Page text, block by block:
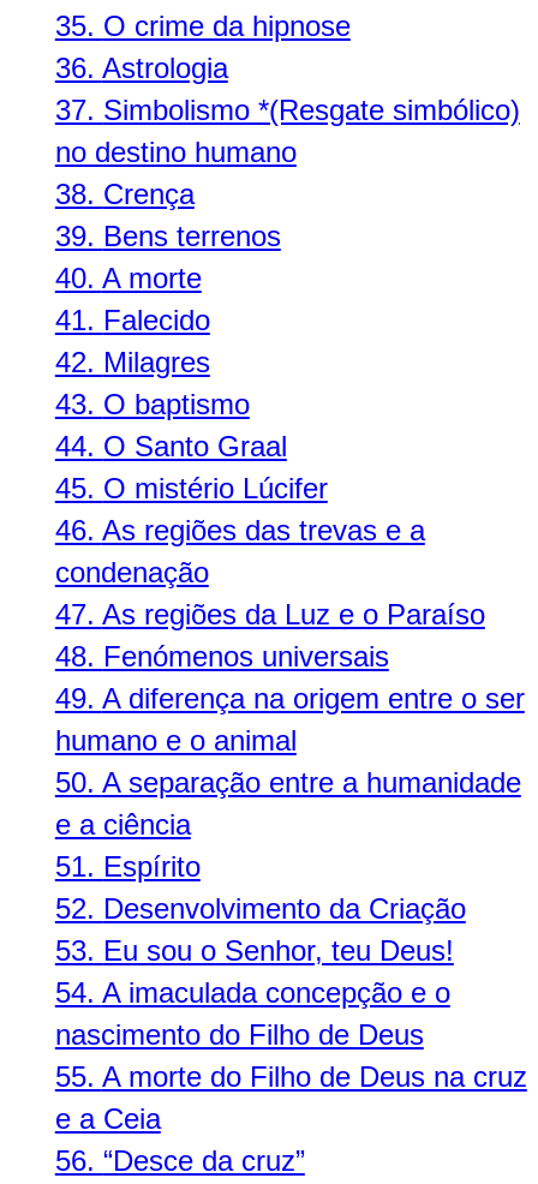
35. O crime da hipnose
36. Astrologia
37. Simbolismo *(Resgate simbólico)
no destino humano
38. Crença
39. Bens terrenos
40. A morte
41. Falecido
42. Milagres
43. O baptismo
44. O Santo Graal
45. O mistério Lúcifer
46. As regiões das trevas e a
condenação
47. As regiões da Luz e o Paraíso
48. Fenómenos universais
49. A diferença na origem entre o ser
humano e o animal
50. A separação entre a humanidade
e a ciência
51. Espírito
52. Desenvolvimento da Criação
53. Eu sou o Senhor, teu Deus!
54. A imaculada concepção e o
nascimento do Filho de Deus
55. A morte do Filho de Deus na cruz
e a Ceia
56. “Desce da cruz”